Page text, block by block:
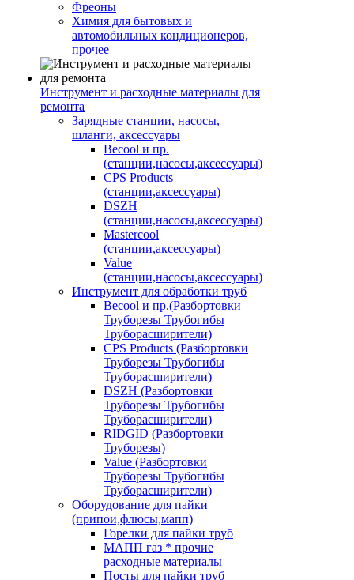
Фреоны
Химия для бытовых и
автомобильных кондиционеров,
прочее
Инструмент и расходные материалы для
ремонта
Зарядные станции, насосы,
шланги, аксессуары
Becool и пр.
(станции,насосы,аксессуары)
CPS Products
(станции,аксессуары)
DSZH
(станции,насосы,аксессуары)
Mastercool
(станции,аксессуары)
Value
(станции,насосы,аксессуары)
Инструмент для обработки труб
Becool и пр.(Разбортовки
Труборезы Трубогибы
Труборасширители)
CPS Products (Разбортовки
Труборезы Трубогибы
Труборасширители)
DSZH (Разбортовки
Труборезы Трубогибы
Труборасширители)
RIDGID (Разбортовки
Труборезы)
Value (Разбортовки
Труборезы Трубогибы
Труборасширители)
Оборудование для пайки
(припои,флюсы,мапп)
Горелки для пайки труб
МАПП газ * прочие
расходные материалы
Посты для пайки труб